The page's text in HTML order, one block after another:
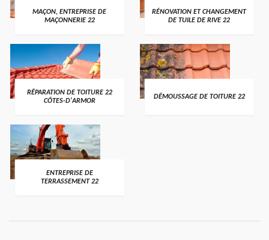
MAÇON, ENTREPRISE DE
MAÇONNERIE 22
RÉNOVATION ET CHANGEMENT
DE TUILE DE RIVE 22
RÉPARATION DE TOITURE 22
CÔTES-D'ARMOR
DÉMOUSSAGE DE TOITURE 22
ENTREPRISE DE
TERRASSEMENT 22